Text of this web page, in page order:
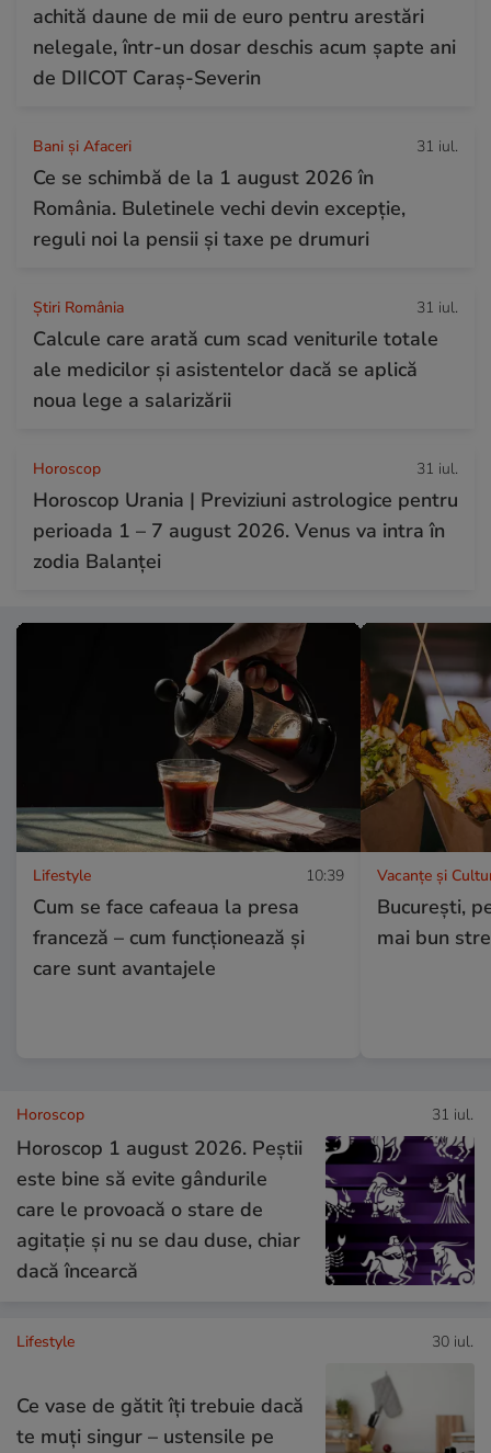
achită daune de mii de euro pentru arestări
nelegale, într-un dosar deschis acum șapte ani
de DIICOT Caraș-Severin
Bani și Afaceri 31 iul.
Ce se schimbă de la 1 august 2026 în
România. Buletinele vechi devin excepție,
reguli noi la pensii și taxe pe drumuri
Știri România 31 iul.
Calcule care arată cum scad veniturile totale
ale medicilor și asistentelor dacă se aplică
noua lege a salarizării
Horoscop 31 iul.
Horoscop Urania | Previziuni astrologice pentru
perioada 1 – 7 august 2026. Venus va intra în
zodia Balanței
Lifestyle 10:39
Cum se face cafeaua la presa
franceză – cum funcționează și
care sunt avantajele
Vacanțe și
București,
mai bun
Horoscop 31 iul.
Horoscop 1 august 2026. Peștii
este bine să evite gândurile
care le provoacă o stare de
agitație și nu se dau duse, chiar
dacă încearcă
Lifestyle 30 iul.
Ce vase de gătit îți trebuie dacă
te muți singur – ustensile pe